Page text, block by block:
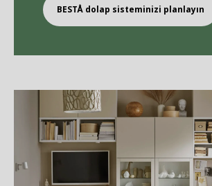
BESTÅ dolap sisteminizi planlayın